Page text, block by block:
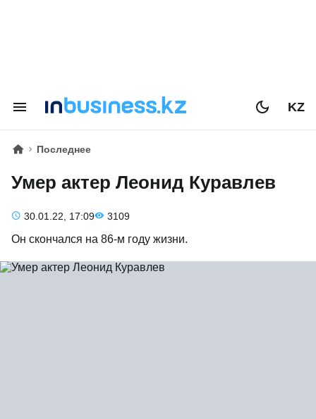
KZ
Последнее
Умер актер Леонид Куравлев
30.01.22, 17:09 3109
Он скончался на 86-м году жизни.